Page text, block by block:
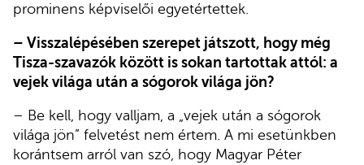
prominens képviselői egyetértettek.
– Visszalépésében szerepet játszott, hogy még
Tisza-szavazók között is sokan tartottak attól: a
vejek világa után a sógorok világa jön?
– Be kell, hogy valljam, a „vejek után a sógorok
világa jön” felvetést nem értem. A mi esetünkben
korántsem arról van szó, hogy Magyar Péter